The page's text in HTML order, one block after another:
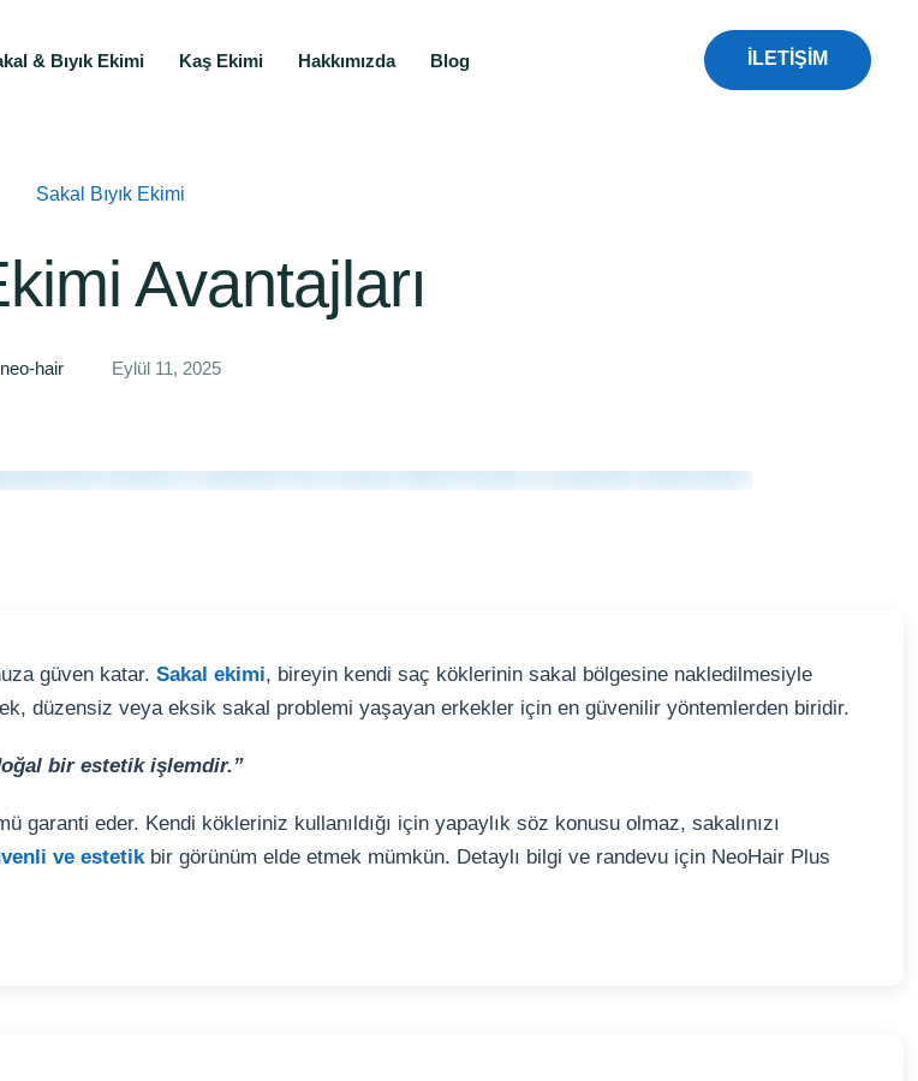
& Bıyık Ekimi Kaş Ekimi Hakkımızda Blog İLETİŞİM
Sakal Bıyık Ekimi
Avantajları
neo-hair Eylül 11, 2025
güven katar. Sakal ekimi, bireyin kendi saç köklerinin sakal bölgesine nakledilmesiyle
düzensiz veya eksik sakal problemi yaşayan erkekler için en güvenilir yöntemlerden biridir.
bir estetik işlemdir.”
garanti eder. Kendi kökleriniz kullanıldığı için yapaylık söz konusu olmaz, sakalınızı
ve estetikbir görünüm elde etmek mümkün. Detaylı bilgi ve randevu için NeoHair Plus